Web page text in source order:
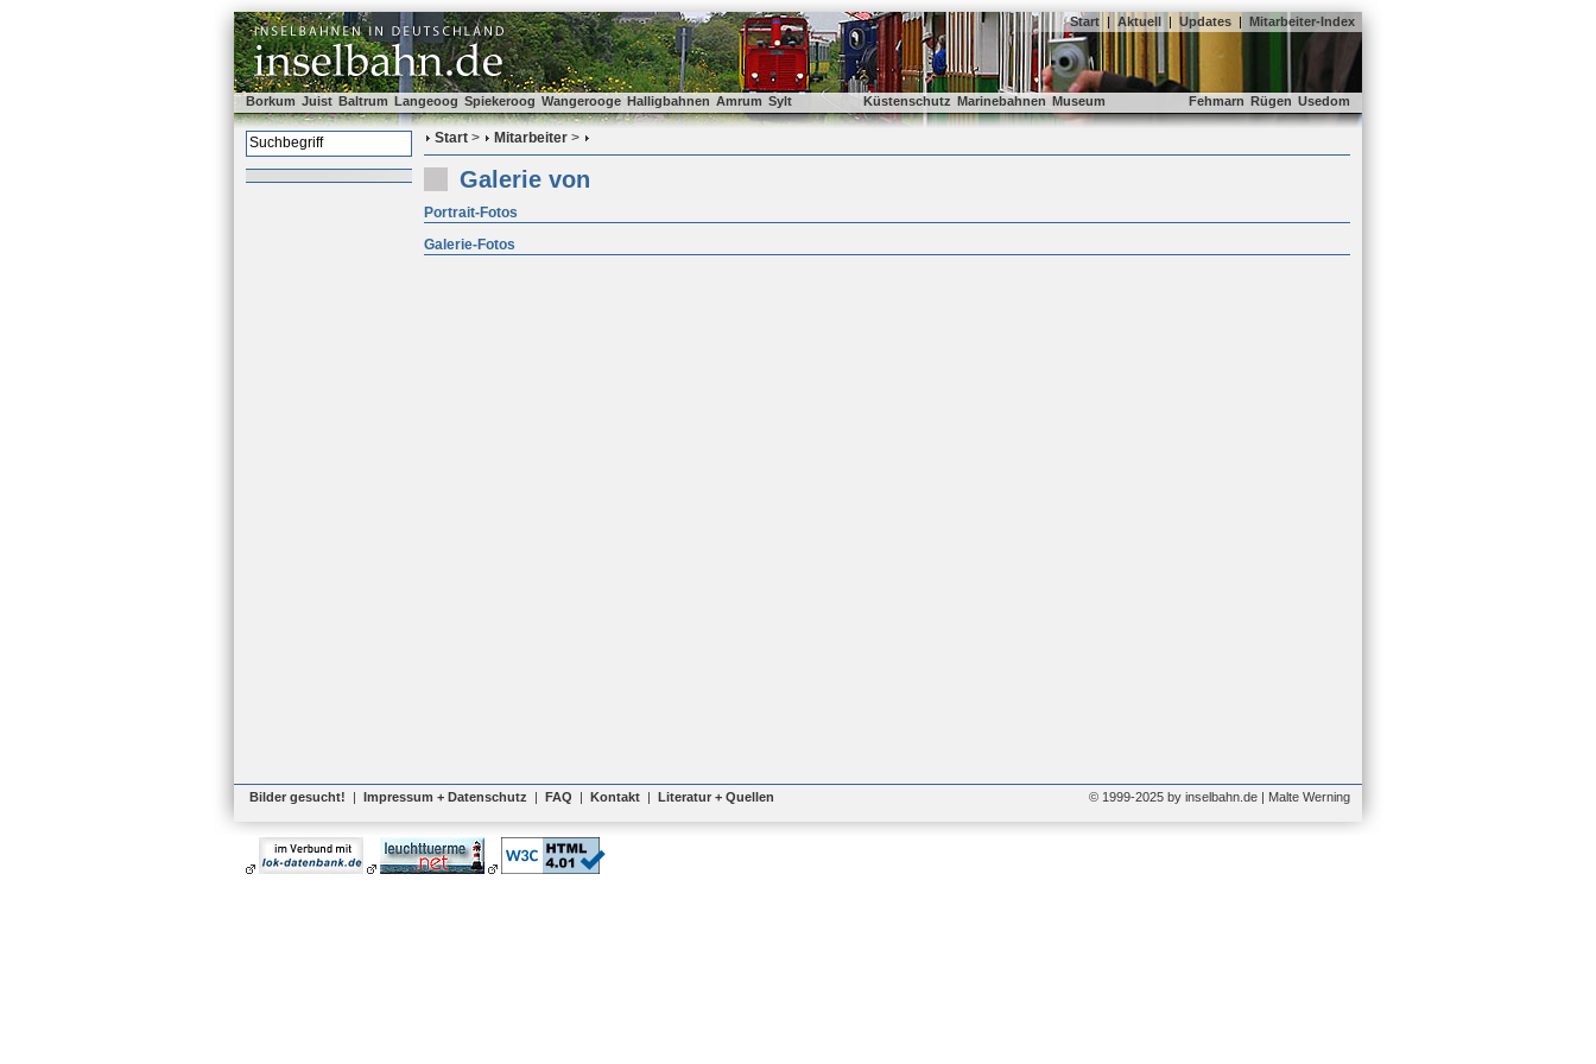
Start | Aktuell | Updates | Mitarbeiter-Index
Borkum Juist Baltrum Langeoog Spiekeroog Wangerooge Halligbahnen Amrum Sylt Küstenschutz Marinebahnen Museum Fehmarn Rügen Usedom
Start > Mitarbeiter >
Galerie von
Portrait-Fotos
Galerie-Fotos
Bilder gesucht! | Impressum + Datenschutz | FAQ | Kontakt | Literatur + Quellen © 1999-2025 by inselbahn.de | Malte Werning